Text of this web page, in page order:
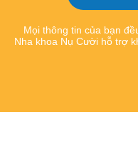
Mọi thông tin của bạn
Nha khoa Nụ Cười hỗ trợ